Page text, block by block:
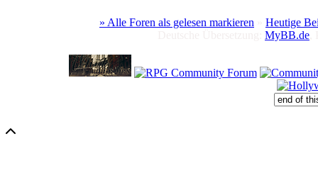
» Alle Foren als gelesen markieren
Heutige
MyBB.de